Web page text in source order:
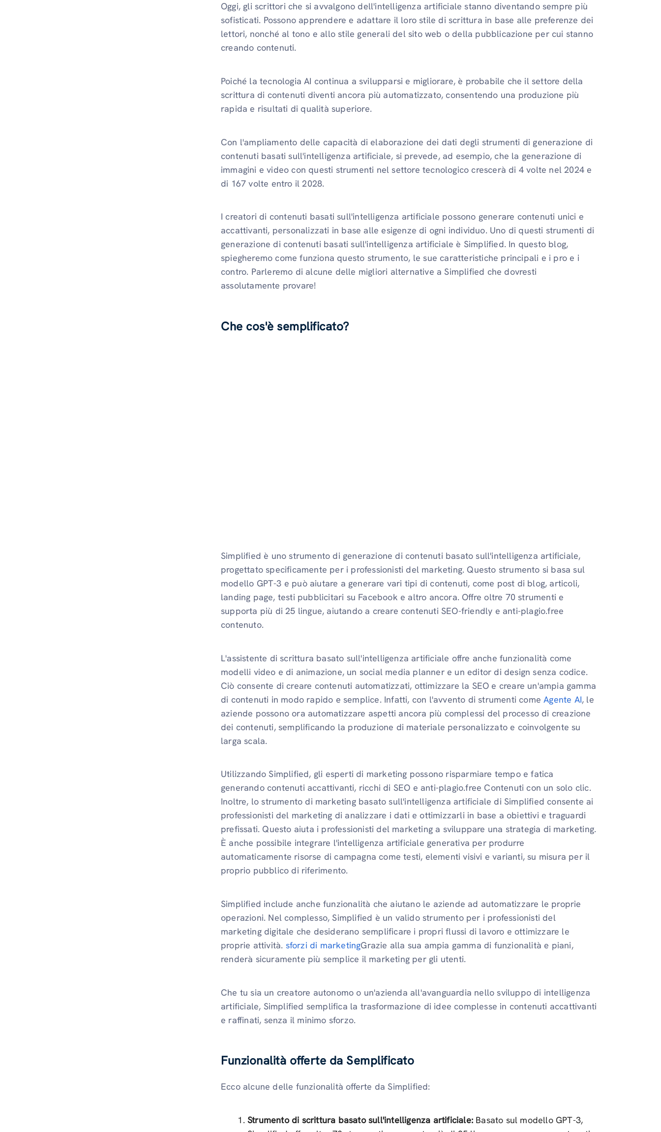
Oggi, gli scrittori che si avvalgono dell'intelligenza artificiale stanno diventando sempre più
sofisticati. Possono apprendere e adattare il loro stile di scrittura in base alle preferenze dei
lettori, nonché al tono e allo stile generali del sito web o della pubblicazione per cui stanno
creando contenuti.
Poiché la tecnologia AI continua a svilupparsi e migliorare, è probabile che il settore della
scrittura di contenuti diventi ancora più automatizzato, consentendo una produzione più
rapida e risultati di qualità superiore.
Con l'ampliamento delle capacità di elaborazione dei dati degli strumenti di generazione di
contenuti basati sull'intelligenza artificiale, si prevede, ad esempio, che la generazione di
immagini e video con questi strumenti nel settore tecnologico crescerà di 4 volte nel 2024 e
di 167 volte entro il 2028.
I creatori di contenuti basati sull'intelligenza artificiale possono generare contenuti unici e
accattivanti, personalizzati in base alle esigenze di ogni individuo. Uno di questi strumenti di
generazione di contenuti basati sull'intelligenza artificiale è Simplified. In questo blog,
spiegheremo come funziona questo strumento, le sue caratteristiche principali e i pro e i
contro. Parleremo di alcune delle migliori alternative a Simplified che dovresti
assolutamente provare!
Che cos'è semplificato?
Simplified è uno strumento di generazione di contenuti basato sull'intelligenza artificiale,
progettato specificamente per i professionisti del marketing. Questo strumento si basa sul
modello GPT-3 e può aiutare a generare vari tipi di contenuti, come post di blog, articoli,
landing page, testi pubblicitari su Facebook e altro ancora. Offre oltre 70 strumenti e
supporta più di 25 lingue, aiutando a creare contenuti SEO-friendly e anti-plagio.free
contenuto.
L'assistente di scrittura basato sull'intelligenza artificiale offre anche funzionalità come
modelli video e di animazione, un social media planner e un editor di design senza codice.
Ciò consente di creare contenuti automatizzati, ottimizzare la SEO e creare un'ampia gamma
di contenuti in modo rapido e semplice. Infatti, con l'avvento di strumenti comeAgente AI, le
aziende possono ora automatizzare aspetti ancora più complessi del processo di creazione
dei contenuti, semplificando la produzione di materiale personalizzato e coinvolgente su
larga scala.
Utilizzando Simplified, gli esperti di marketing possono risparmiare tempo e fatica
generando contenuti accattivanti, ricchi di SEO e anti-plagio.free Contenuti con un solo clic.
Inoltre, lo strumento di marketing basato sull'intelligenza artificiale di Simplified consente ai
professionisti del marketing di analizzare i dati e ottimizzarli in base a obiettivi e traguardi
prefissati. Questo aiuta i professionisti del marketing a sviluppare una strategia di marketing.
È anche possibile integrare l'intelligenza artificiale generativa per produrre
automaticamente risorse di campagna come testi, elementi visivi e varianti, su misura per il
proprio pubblico di riferimento.
Simplified include anche funzionalità che aiutano le aziende ad automatizzare le proprie
operazioni. Nel complesso, Simplified è un valido strumento per i professionisti del
marketing digitale che desiderano semplificare i propri flussi di lavoro e ottimizzare le
proprie attività. sforzi di marketingGrazie alla sua ampia gamma di funzionalità e piani,
renderà sicuramente più semplice il marketing per gli utenti.
Che tu sia un creatore autonomo o un'azienda all'avanguardia nello sviluppo di intelligenza
artificiale, Simplified semplifica la trasformazione di idee complesse in contenuti accattivanti
e raffinati, senza il minimo sforzo.
Funzionalità offerte da Semplificato
Ecco alcune delle funzionalità offerte da Simplified:
Strumento di scrittura basato sull'intelligenza artificiale: Basato sul modello GPT-3,